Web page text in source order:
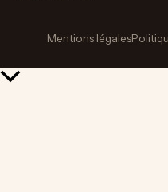
Mentions légales